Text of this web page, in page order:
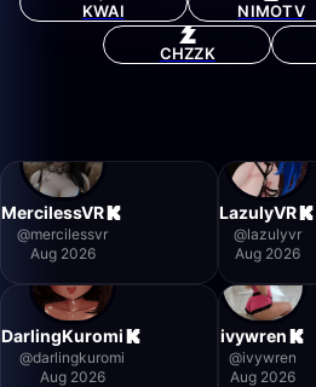
KWAI NIMOTV
CHZZK
MercilessVR
@mercilessvr
Aug 2026
LazulyVR
@lazulyvr
Aug 2026
DarlingKuromi
@darlingkuromi
Aug 2026
ivywren
@ivywren
Aug 2026